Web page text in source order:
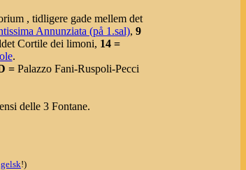
, tidligere gade mellem det
Annunziata (på 1.sal), 9
Cortile dei limoni, 14 =
.
= Palazzo Fani-Ruspoli-Pecci
delle 3 Fontane.
!)